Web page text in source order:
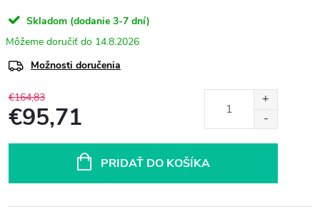
Skladom (dodanie 3-7 dní)
14.8.2026
Možnosti doručenia
€164,83
€95,71
PRIDAŤ DO KOŠÍKA